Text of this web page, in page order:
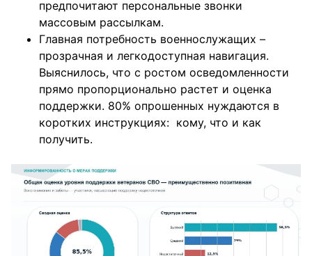
предпочитают персональные звонки
массовым рассылкам.
Главная потребность военнослужащих –
прозрачная и легкодоступная навигация.
Выяснилось, что с ростом осведомленности
прямо пропорционально растет и оценка
поддержки. 80% опрошенных нуждаются в
коротких инструкциях: кому, что и как
получить.